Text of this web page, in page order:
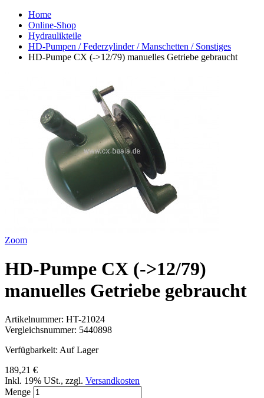
Home
Online-Shop
Hydraulikteile
HD-Pumpen / Federzylinder / Manschetten / Sonstiges
HD-Pumpe CX (->12/79) manuelles Getriebe gebraucht
Zoom
HD-Pumpe CX (->12/79)
manuelles Getriebe gebraucht
Artikelnummer: HT-21024
Vergleichsnummer: 5440898
Verfügbarkeit: Auf Lager
189,21 €
Inkl. 19% USt., zzgl. Versandkosten
Menge